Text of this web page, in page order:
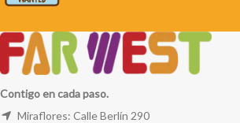
Contigo en cada paso.
Miraflores: Calle Berlín 290